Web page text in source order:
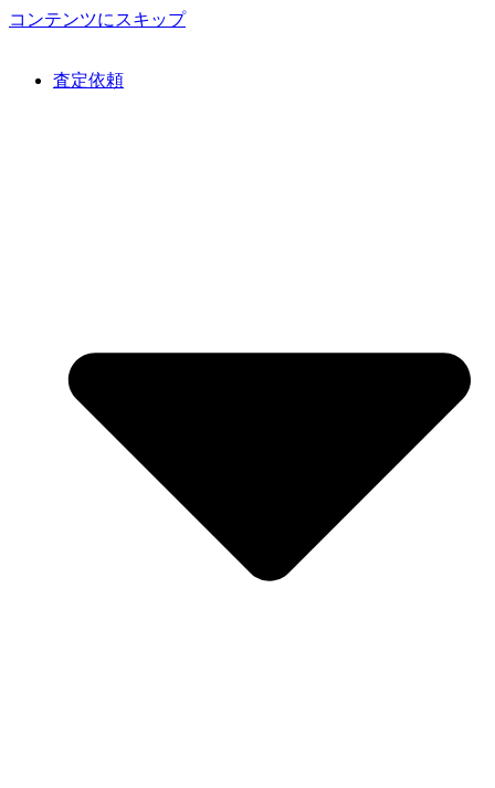
コンテンツにスキップ
査定依頼